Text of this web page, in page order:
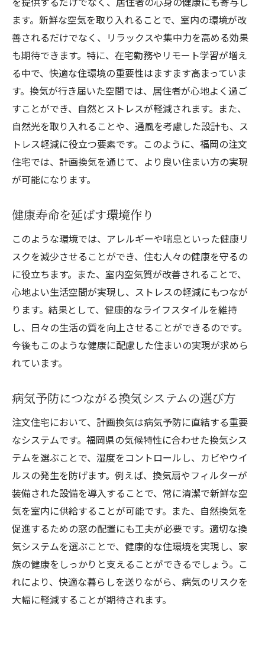
ます。新鮮な空気を取り入れることで、室内の環境が改
善されるだけでなく、リラックスや集中力を高める効果
も期待できます。特に、在宅勤務やリモート学習が増え
る中で、快適な住環境の重要性はますます高まっていま
す。換気が行き届いた空間では、居住者が心地よく過ご
すことができ、自然とストレスが軽減されます。また、
自然光を取り入れることや、通風を考慮した設計も、ス
トレス軽減に役立つ要素です。このように、福岡の注文
住宅では、計画換気を通じて、より良い住まい方の実現
が可能になります。
健康寿命を延ばす環境作り
このような環境では、アレルギーや喘息といった健康リ
スクを減少させることができ、住む人々の健康を守るの
に役立ちます。また、室内空気質が改善されることで、
心地よい生活空間が実現し、ストレスの軽減にもつなが
ります。結果として、健康的なライフスタイルを維持
し、日々の生活の質を向上させることができるのです。
今後もこのような健康に配慮した住まいの実現が求めら
れています。
病気予防につながる換気システムの選び方
注文住宅において、計画換気は病気予防に直結する重要
なシステムです。福岡県の気候特性に合わせた換気シス
テムを選ぶことで、湿度をコントロールし、カビやウイ
ルスの発生を防げます。例えば、換気扇やフィルターが
装備された設備を導入することで、常に清潔で新鮮な空
気を室内に供給することが可能です。また、自然換気を
促進するための窓の配置にも工夫が必要です。適切な換
気システムを選ぶことで、健康的な住環境を実現し、家
族の健康をしっかりと支えることができるでしょう。こ
れにより、快適な暮らしを送りながら、病気のリスクを
大幅に軽減することが期待されます。